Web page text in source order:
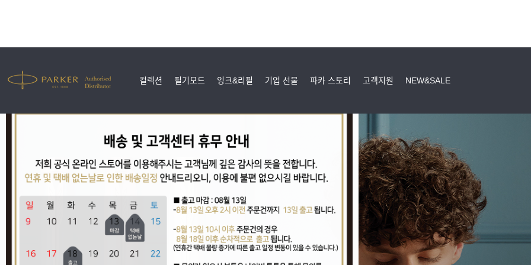
컬렉션 필기모드 잉크&리필 기업 선물 파카 스토리 고객지원 NEW&SALE